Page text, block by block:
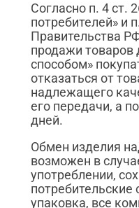
Согласно п. 4 ст.
потребителей» и
Правительства
продажи
способом»
отказаться от
надлежащего
его передачи, а
дней.
Обмен изделия
возможен в
употреблении,
потребительские
упаковка, все